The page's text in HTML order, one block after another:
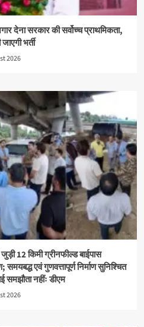
देना सरकार की सर्वोच्च प्राथमिकता,
भर्ती
2026
12 किमी ग्रीनफील्ड बाईपास
समयबद्ध एवं गुणवत्तापूर्ण निर्माण सुनिश्चित
समझौता नहींः डीएम
2026